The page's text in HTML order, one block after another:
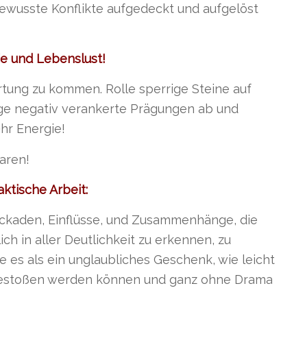
Konflikte aufgedeckt und aufgelöst
und Lebenslust!
zu kommen. Rolle sperrige Steine auf
negativ verankerte Prägungen ab und
Energie!
Arbeit:
Einflüsse, und Zusammenhänge, die
in aller Deutlichkeit zu erkennen, zu
es als ein unglaubliches Geschenk, wie leicht
werden können und ganz ohne Drama